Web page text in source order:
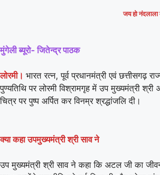
जय हो नंदलाला
मुंगेली ब्यूरो- जितेन्द्र पाठक
लोरमी। भारत रत्न, पूर्व प्रधानमंत्री एवं छत्तीसगढ़
पुण्यतिथि पर लोरमी विश्रामगृह में उप मुख्यमंत्री
चित्र पर पुष्प अर्पित कर विनम्र श्रद्धांजलि दी।
क्या कहा उपमुख्यमंत्री श्री साव ने
उप मुख्यमंत्री श्री साव ने कहा कि अटल जी का